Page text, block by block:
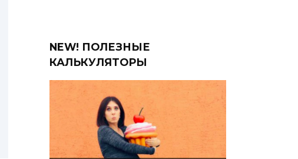
NEW! ПОЛЕЗНЫЕ
КАЛЬКУЛЯТОРЫ